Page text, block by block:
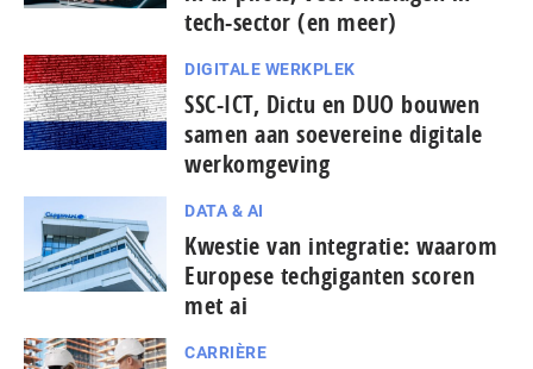
tech-sector (en meer)
DIGITALE WERKPLEK
SSC-ICT, Dictu en DUO bouwen
samen aan soevereine digitale
werkomgeving
DATA & AI
Kwestie van integratie: waarom
Europese tech­gi­gan­ten scoren
met ai
CARRIÈRE